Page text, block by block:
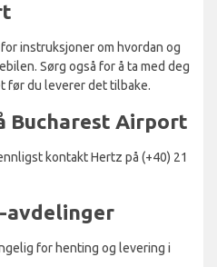
instruksjoner om hvordan og
Sørg også for å ta med deg
før du leverer det tilbake.
Bucharest Airport
kontakt Hertz på (+40) 21
avdelinger
for henting og levering i